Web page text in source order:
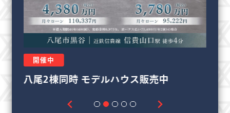
開催中
リフォーム＆リノベーション相談会